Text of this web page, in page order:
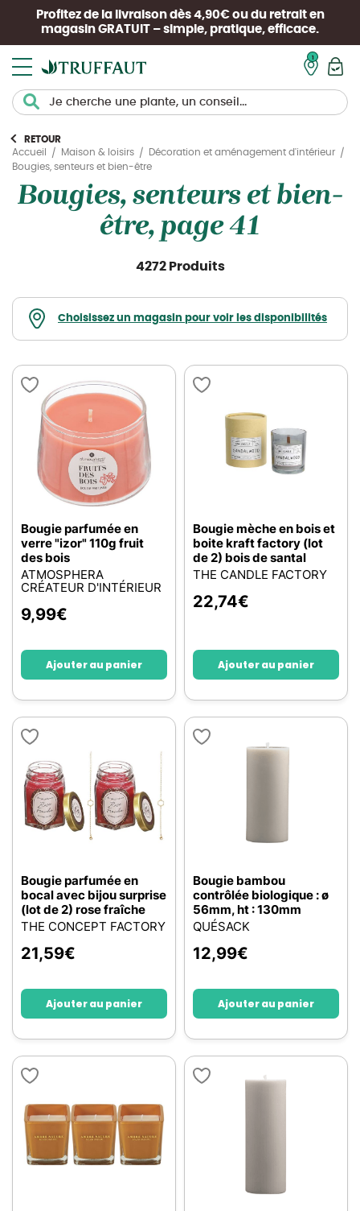
Profitez de la livraison dès 4,90€ ou du retrait en
magasin GRATUIT – simple, pratique, efficace.
RETOUR
Accueil
Maison & loisirs
Décoration et aménagement d'intérieur
Bougies, senteurs et bien-être
Bougies, senteurs et bien-
être, page 41
4272 Produits
Choisissez un magasin pour voir les disponibilités
Bougie parfumée en
verre "izor" 110g fruit
des bois
ATMOSPHERA
CRÉATEUR D'INTÉRIEUR
9,99€
Ajouter au panier
Bougie mèche en bois et
boite kraft factory (lot
de 2) bois de santal
THE CANDLE FACTORY
22,74€
Ajouter au panier
Bougie parfumée en
bocal avec bijou surprise
(lot de 2) rose fraîche
THE CONCEPT FACTORY
21,59€
Ajouter au panier
Bougie bambou
contrôlée biologique : ø
56mm, ht : 130mm
QUÉSACK
12,99€
Ajouter au panier